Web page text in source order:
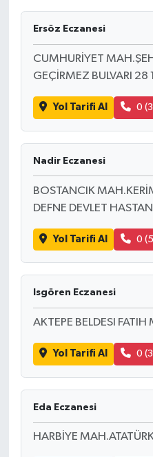
Ersöz Eczanesi
CUMHURİYET
GEÇİRMEZ BULVARI 28
Yol Tarifi Al 0
Nadir Eczanesi
BOSTANCIK
DEFNE DEVLET
Yol Tarifi Al 0
Isgören Eczanesi
AKTEPE BELDESI
Yol Tarifi Al 0
Eda Eczanesi
HARBİYE